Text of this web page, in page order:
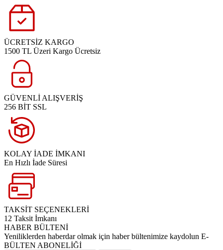
ÜCRETSİZ KARGO
1500 TL Üzeri Kargo Ücretsiz
GÜVENLİ ALIŞVERİŞ
256 BİT SSL
KOLAY İADE İMKANI
En Hızlı İade Süresi
TAKSİT SEÇENEKLERİ
12 Taksit İmkanı
HABER BÜLTENİ
Yeniliklerden haberdar olmak için haber bültenimize kaydolun E-
BÜLTEN ABONELİĞİ